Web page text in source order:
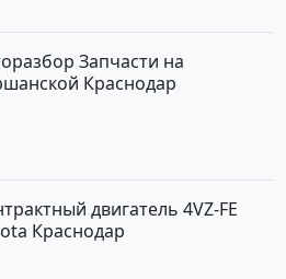
Запчасти на
Краснодар
двигатель 4VZ-FE
Краснодар